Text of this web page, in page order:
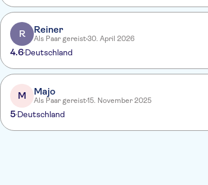
R Reiner
Als Paar gereist30. April 2026
4.6Deutschland
M Majo
Als Paar gereist15. November 2025
5 Deutschland